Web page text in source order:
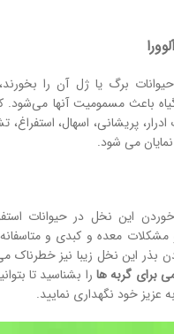
برگ یا ژل آن را بخورند،
باعث مسمومیت آنها می‌شود.
ادرار، پریشانی، اسهال،
می شود.
این نخل در حیوانات
معده و کبدی و
بذر این نخل زیبا نیز خطرناک
برای گربه هارا بشناسید تا
عزیز خود نگهداری نمایید.